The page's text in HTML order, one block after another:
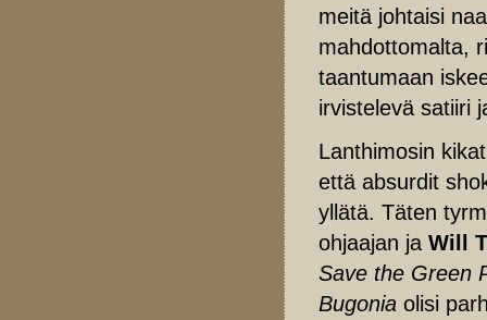
meitä johtaisi
mahdottomalta,
taantumaan
irvistelevä satiiri
Lanthimosin
että absurdit
yllätä. Täten
ohjaajan ja Will
Save the Green
Bugonia olisi